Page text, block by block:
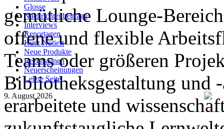
Glosse
Nachrichtenbeiträge
Interviews
Reportagen
Kurz Notiert
Neue Produkte
Rezensionen
Neuerscheinungen
Letzte Seite
9. August 2026
gemütliche Lounge-
offene und flexible
Teams oder größeren
Bibliotheksgestaltung und
erarbeitete und